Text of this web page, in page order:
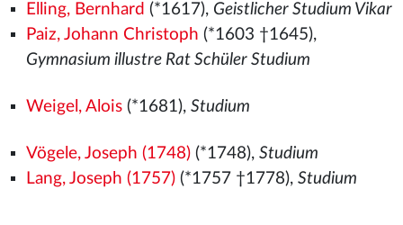
Elling, Bernhard (*1617), Geistlicher Studium Vikar
Paiz, Johann Christoph (*1603 †1645),
Gymnasium illustre Rat Schüler Studium
Weigel, Alois(*1681), Studium
Vögele, Joseph (1748)(*1748), Studium
Lang, Joseph (1757)(*1757 †1778), Studium